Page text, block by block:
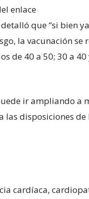
enlace
que “si bien
la vacunación se
de 40 a 50; 30 a
ir ampliando a
las disposiciones de